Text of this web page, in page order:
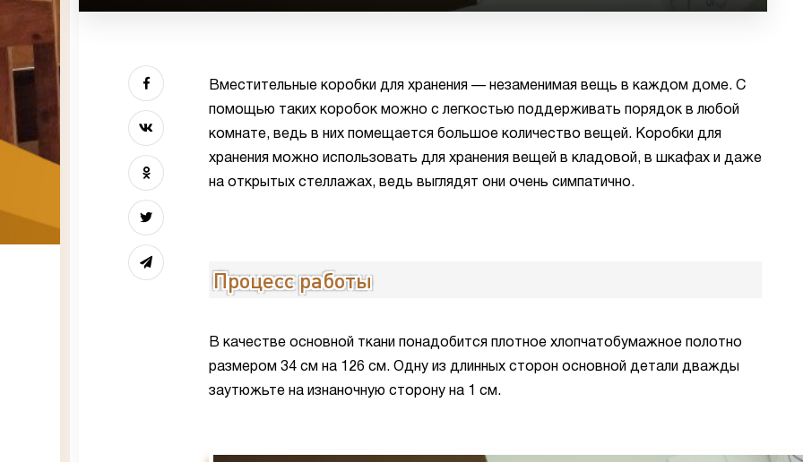
Вместительные коробки для хранения — незаменимая вещь в каждом доме. С
помощью таких коробок можно с легкостью поддерживать порядок в любой
комнате, ведь в них помещается большое количество вещей. Коробки для
хранения можно использовать для хранения вещей в кладовой, в шкафах и даже
на открытых стеллажах, ведь выглядят они очень симпатично.
Процесс работы
В качестве основной ткани понадобится плотное хлопчатобумажное полотно
размером 34 см на 126 см. Одну из длинных сторон основной детали дважды
заутюжьте на изнаночную сторону на 1 см.